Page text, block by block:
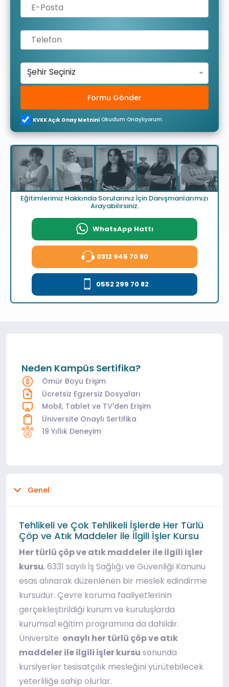
Şehir Seçiniz
Formu Gönder
KVKK Açık Onay Metnini Okudum Onaylıyorum.
Eğitimlerimiz Hakkında Sorularınız İçin Danışmanlarımızı
Arayabilirsiniz.
WhatsApp Hattı
0312 945 70 80
0552 299 70 82
Neden Kampüs Sertifika?
Ömür Boyu Erişim
Ücretsiz Egzersiz Dosyaları
Mobil, Tablet ve TV'den Erişim
Üniversite Onaylı Sertifika
19 Yıllık Deneyim
Genel
Tehlikeli ve Çok Tehlikeli İşlerde Her Türlü
Çöp ve Atık Maddeler ile İlgili İşler Kursu
Her türlü çöp ve atık maddeler ile ilgili işler
kursu, 6331 sayılı İş Sağlığı ve Güvenliği Kanunu
esas alınarak düzenlenen bir meslek edindirme
kursudur. Çevre koruma faaliyetlerinin
gerçekleştirildiği kurum ve kuruluşlarda
kurumsal eğitim programına da dahildir.
Üniversite onaylı her türlü çöp ve atık
maddeler ile ilgili işler kursu sonunda
kursiyerler tesisatçılık mesleğini yürütebilecek
yeterliliğe sahip olurlar.